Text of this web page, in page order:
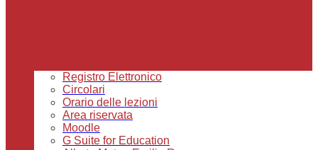
Registro Elettronico
Circolari
Orario delle lezioni
Area riservata
Moodle
G Suite for Education